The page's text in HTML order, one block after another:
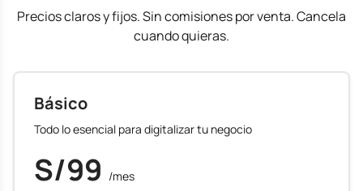
Precios claros y fijos. Sin comisiones por venta. Cancela
cuando quieras.
Básico
Todo lo esencial para digitalizar tu negocio
S/99 /mes